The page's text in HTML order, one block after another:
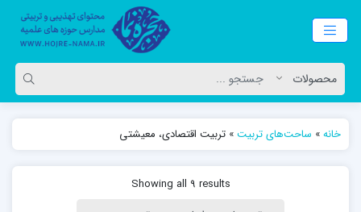
خانه» ساحت‌های تربیت» تربیت اقتصادی، معیشتی
Showing all 9 results